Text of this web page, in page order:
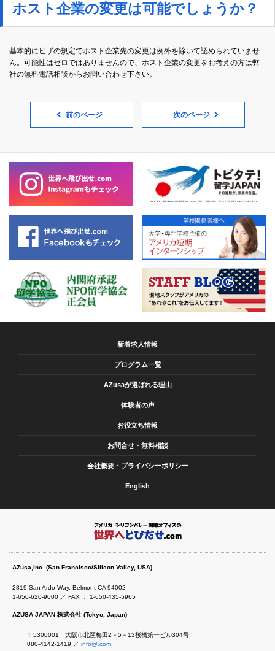
ホスト企業の変更は可能でしょうか？
基本的にビザの規定でホスト企業先の変更は例外を除いて認められていませ
ん。可能性はゼロではありませんので、ホスト企業の変更をお考えの方は弊
社の無料電話相談からお問い合わせ下さい。
前のページ 次のページ
新着求人情報
プログラム一覧
AZusaが選ばれる理由
体験者の声
お役立ち情報
お問合せ・無料相談
会社概要・プライバシーポリシー
English
AZusa,Inc. (San Francisco/Silicon Valley, USA)
2819 San Ardo Way, Belmont CA 94002
1-650-620-9000 ／ FAX ： 1-650-435-5965
AZUSA JAPAN 株式会社 (Tokyo, Japan)
〒5300001 大阪市北区梅田2－5－13桜橋第一ビル304号
080-4142-1419 ／ info@.com